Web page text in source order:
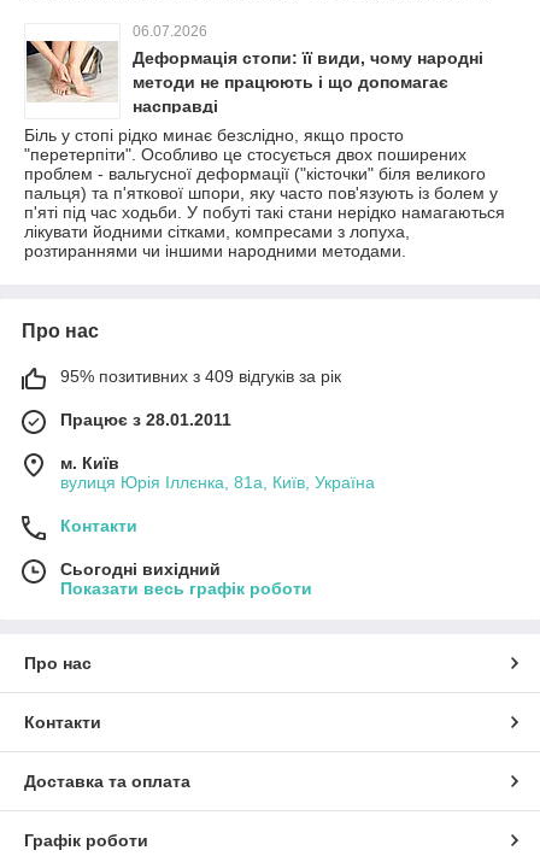
06.07.2026
Деформація стопи: її види, чому народні
методи не працюють і що допомагає
насправді
Біль у стопі рідко минає безслідно, якщо просто
"перетерпіти". Особливо це стосується двох поширених
проблем - вальгусної деформації ("кісточки" біля великого
пальця) та п'яткової шпори, яку часто пов'язують із болем у
п'яті під час ходьби. У побуті такі стани нерідко намагаються
лікувати йодними сітками, компресами з лопуха,
розтираннями чи іншими народними методами.
Про нас
95% позитивних з 409 відгуків за рік
Працює з 28.01.2011
м. Київ
вулиця Юрія Іллєнка, 81а, Київ, Україна
Контакти
Сьогодні вихідний
Показати весь графік роботи
Про нас
Контакти
Доставка та оплата
Графік роботи